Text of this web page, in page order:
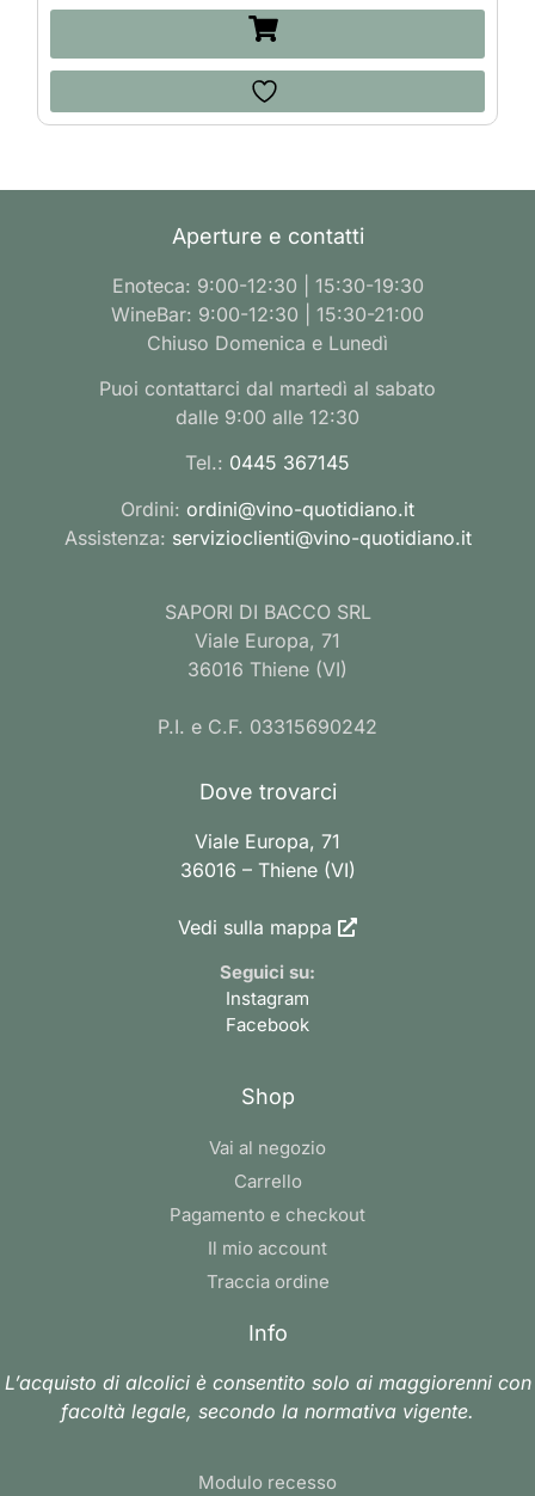
Aperture e contatti
Enoteca: 9:00-12:30 | 15:30-19:30
WineBar: 9:00-12:30 | 15:30-21:00
Chiuso Domenica e Lunedì
Puoi contattarci dal martedì al sabato
dalle 9:00 alle 12:30
Tel.: 0445 367145
Ordini: ordini@vino-quotidiano.it
Assistenza: servizioclienti@vino-quotidiano.it
SAPORI DI BACCO SRL
Viale Europa, 71
36016 Thiene (VI)
P.I. e C.F. 03315690242
Dove trovarci
Viale Europa, 71
36016 – Thiene (VI)
Vedi sulla mappa
Seguici su:
Instagram
Facebook
Shop
Vai al negozio
Carrello
Pagamento e checkout
Il mio account
Traccia ordine
Info
L’acquisto di alcolici è consentito solo ai maggiorenni con
facoltà legale, secondo la normativa vigente.
Modulo recesso